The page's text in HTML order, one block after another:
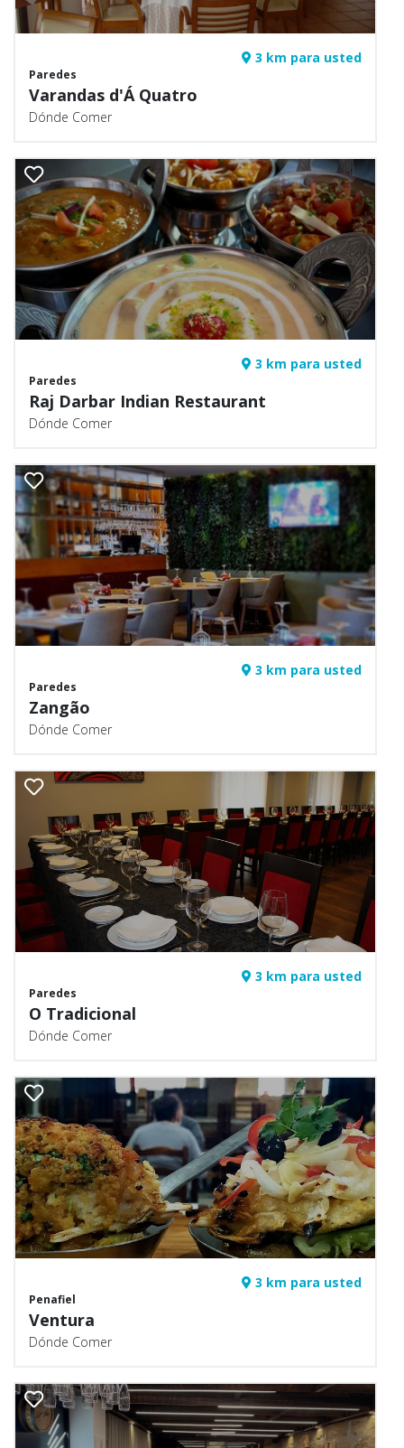
3 km para usted
Paredes
Varandas d'Á Quatro
Dónde Comer
3 km para usted
Paredes
Raj Darbar Indian Restaurant
Dónde Comer
3 km para usted
Paredes
Zangão
Dónde Comer
3 km para usted
Paredes
O Tradicional
Dónde Comer
3 km para usted
Penafiel
Ventura
Dónde Comer